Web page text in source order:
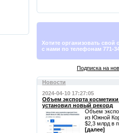
Хотите организовать свой
с нами по телефонам 771-
Подписка на
Новости
2024-04-10 17:27:05
Объем экспорта
установил новый рекорд
Объем
из Южной
$2,3 млрд в
[далее]